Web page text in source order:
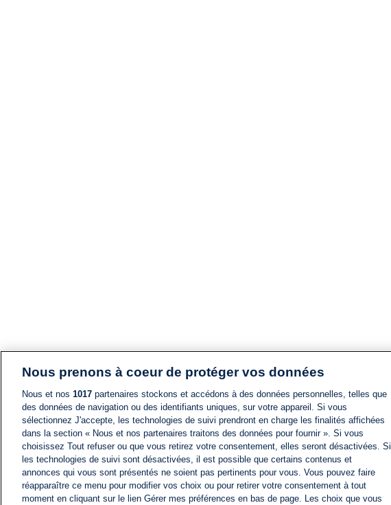
Nous prenons à coeur de protéger vos données
Nous et nos 1017 partenaires stockons et accédons à des données personnelles, telles que
des données de navigation ou des identifiants uniques, sur votre appareil. Si vous
sélectionnez J'accepte, les technologies de suivi prendront en charge les finalités affichées
dans la section « Nous et nos partenaires traitons des données pour fournir ». Si vous
choisissez Tout refuser ou que vous retirez votre consentement, elles seront désactivées. Si
les technologies de suivi sont désactivées, il est possible que certains contenus et
annonces qui vous sont présentés ne soient pas pertinents pour vous. Vous pouvez faire
réapparaître ce menu pour modifier vos choix ou pour retirer votre consentement à tout
moment en cliquant sur le lien Gérer mes préférences en bas de page. Les choix que vous